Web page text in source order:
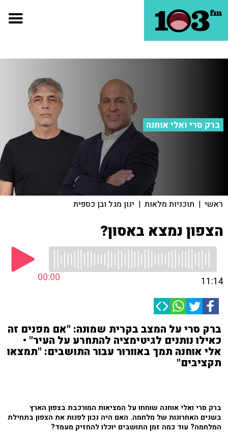
ברק סרי ואלי אוחנה
ראשי | תוכניות מלאות | ינון מגל ובן כספית
הצפון נמצא באסון?
00:00 11:14
ברק סרי על המצב בקרית שמונה: "אם מפנים זה
כאילו נותנים לגיטימציה להתחרע על העיר" •
אלי אוחנה תמך באוורור עבור התושבים: "תמצאו
תקציבים"
ברק סרי ואלי אוחנה שוחחו על המציאות המורכבת בצפון הארץ
בשנים האחרונות של מלחמה. האם היה נכון לפנות את הצפון בתחילת
המלחמה? עוד כמה זמן התושבים יוכלו להחזיק מעמד?